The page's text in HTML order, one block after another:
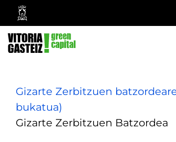
Vitoria-
Gasteizko
Udala
Gizarte Zerbitzuen
bukatua)
Gizarte Zerbitzuen Batzordea